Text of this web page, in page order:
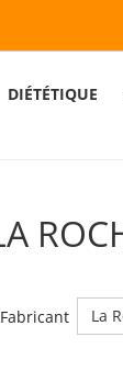
DIÉTÉTIQUE
Fabricant La